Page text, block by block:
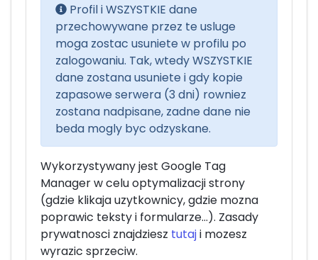
Profil i WSZYSTKIE dane
przechowywane przez te usluge
moga zostac usuniete w profilu po
zalogowaniu. Tak, wtedy WSZYSTKIE
dane zostana usuniete i gdy kopie
zapasowe serwera (3 dni) rowniez
zostana nadpisane, zadne dane nie
beda mogly byc odzyskane.
Wykorzystywany jest Google Tag
Manager w celu optymalizacji strony
(gdzie klikaja uzytkownicy, gdzie mozna
poprawic teksty i formularze...). Zasady
prywatnosci znajdziesz tutaji mozesz
wyrazic sprzeciw.